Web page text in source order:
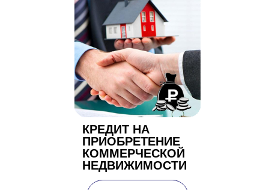
КРЕДИТ НА
ПРИОБРЕТЕНИЕ
КОММЕРЧЕСКОЙ
НЕДВИЖИМОСТИ